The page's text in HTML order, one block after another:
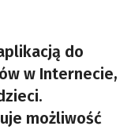
do
w Internecie,
możliwość